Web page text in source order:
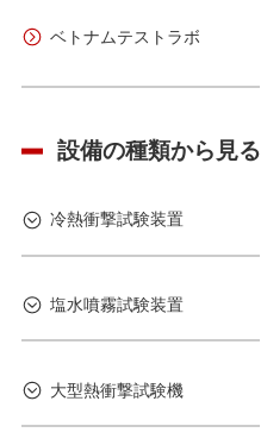
ベトナムテストラボ
設備の種類から見る
冷熱衝撃試験装置
塩水噴霧試験装置
大型熱衝撃試験機